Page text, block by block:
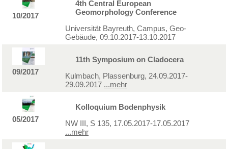
10/2017
4th Central European
Geomorphology Conference
Universität Bayreuth, Campus, Geo-
Gebäude, 09.10.2017-13.10.2017
09/2017
11th Symposium on Cladocera
Kulmbach, Plassenburg, 24.09.2017-
29.09.2017 ...mehr
05/2017
Kolloquium Bodenphysik
NW III, S 135, 17.05.2017-17.05.2017
...mehr